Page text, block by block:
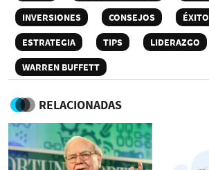
INVERSIONES
CONSEJOS ÉXITO
ESTRATEGIA
TIPS
LIDERAZGO
WARREN BUFFETT
RELACIONADAS